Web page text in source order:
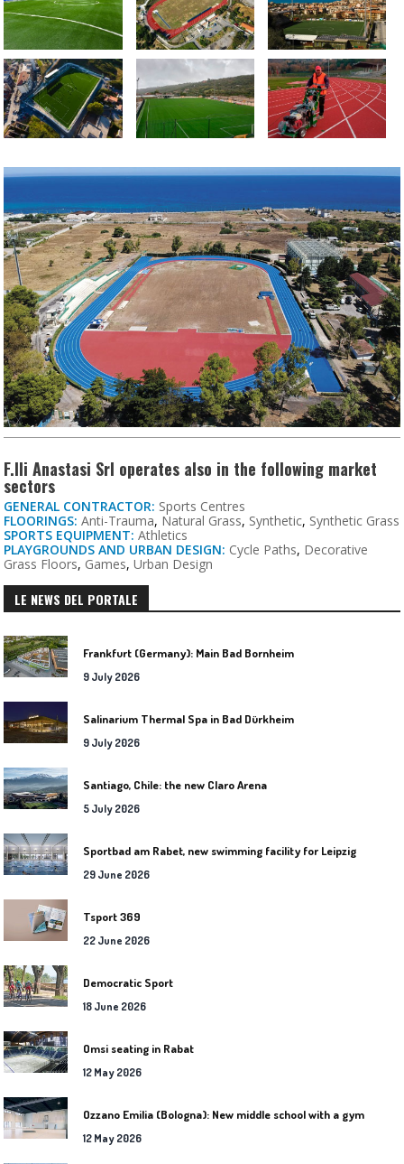
F.lli Anastasi Srl operates also in the following market
sectors
GENERAL CONTRACTOR: Sports Centres
FLOORINGS: Anti-Trauma, Natural Grass, Synthetic, Synthetic Grass
SPORTS EQUIPMENT: Athletics
PLAYGROUNDS AND URBAN DESIGN: Cycle Paths, Decorative
Grass Floors, Games,Urban Design
LE NEWS DEL PORTALE
Frankfurt (Germany): Main Bad Bornheim
9 July 2026
Salinarium Thermal Spa in Bad Dürkheim
9 July 2026
Santiago, Chile: the new Claro Arena
5 July 2026
Sportbad am Rabet, new swimming facility for Leipzig
29 June 2026
Tsport 369
22 June 2026
Democratic Sport
18 June 2026
Omsi seating in Rabat
12 May 2026
Ozzano Emilia (Bologna): New middle school with a gym
12 May 2026